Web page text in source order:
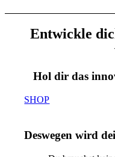
Entwickle
Hol dir das
SHOP
Deswegen wird